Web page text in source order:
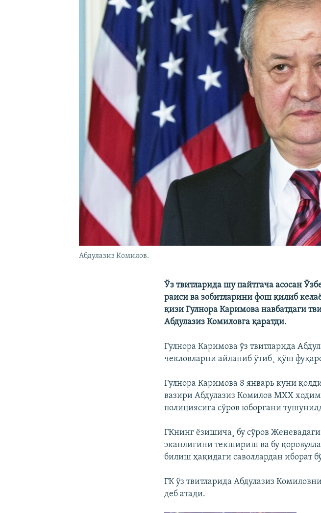
Абдулазиз Комилов.
Ўз твитларида шу пайтгача асосан
раиси ва зобитларини фош қилиб
қизи Гулнора Каримова навбатдаги
Абдулазиз Комиловга қаратди.
Гулнора Каримова ўз твитларида
чекловларни айланиб ўтиб¸ қўш
Гулнора Каримова 8 январь куни
вазири Абдулазиз Комилов МХХ
полициясига сўров юборгани
ГКнинг ëзишича¸ бу сўров
эканлигини текшириш ва бу
билиш ҳақидаги саволлардан иборат
ГК ўз твитларида Абдулазиз
деб атади.